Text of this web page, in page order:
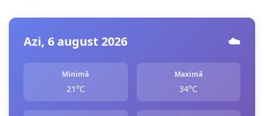
Azi, 6 august 2026 ☁️
Minimă
21°C
Maximă
34°C